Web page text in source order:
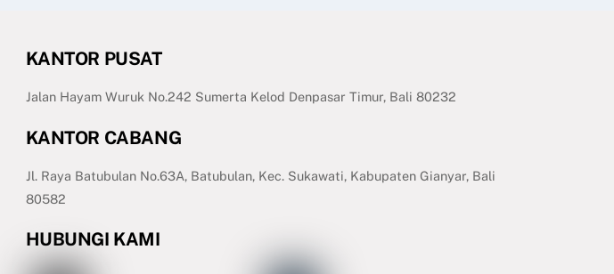
KANTOR PUSAT
Jalan Hayam Wuruk No.242 Sumerta Kelod Denpasar Timur, Bali 80232
KANTOR CABANG
Jl. Raya Batubulan No.63A, Batubulan, Kec. Sukawati, Kabupaten Gianyar, Bali
80582
HUBUNGI KAMI